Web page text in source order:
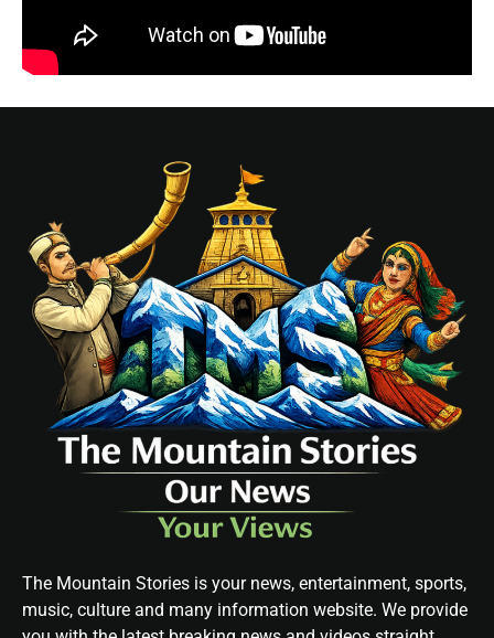
The Mountain Stories is your news, entertainment, sports,
music, culture and many information website. We provide